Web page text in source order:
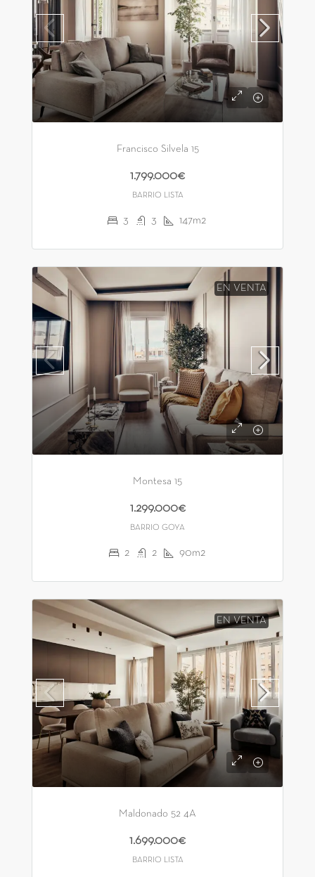
Francisco Silvela 15
1.799.000€
BARRIO LISTA
3 3 147m2
EN VENTA
Montesa 15
1.299.000€
BARRIO GOYA
2 2 90m2
EN VENTA
Maldonado 52 4A
1.699.000€
BARRIO LISTA